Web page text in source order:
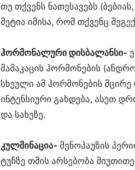
თუ თქვენს ნათესავებს
მეტია იმისა, რომ თქვენც
ჰორმონალური დისბალანსი-
მამაკაცის ჰორმონების
სხეული ამ ჰორმონების
ინტენსიური გახდება, ასეთ
და სახეზე.
კულმინაცია- მენოპაუზის
ტუჩზე თმის არსებობა